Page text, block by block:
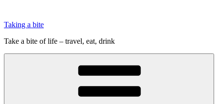
indhold
Taking a bite
Take a bite of life – travel, eat, drink